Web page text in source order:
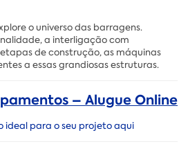
o universo das barragens.
a interligação com
de construção, as máquinas
a essas grandiosas estruturas.
– Alugue Online
ideal para o seu projeto aqui